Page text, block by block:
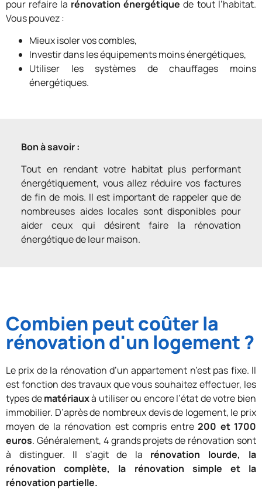
pour refaire la rénovation énergétique de tout l’habitat.
Vous pouvez :
Mieux isoler vos combles,
Investir dans les équipements moins énergétiques,
Utiliser les systèmes de chauffages moins
énergétiques.
Bon à savoir :
Tout en rendant votre habitat plus performant
énergétiquement, vous allez réduire vos factures
de fin de mois. Il est important de rappeler que de
nombreuses aides locales sont disponibles pour
aider ceux qui désirent faire la rénovation
énergétique de leur maison.
Combien peut coûter la
rénovation d'un logement ?
Le prix de la rénovation d’un appartement n’est pas fixe. Il
est fonction des travaux que vous souhaitez effectuer, les
types dematériauxà utiliser ou encore l’état de votre bien
immobilier. D’après de nombreux devis de logement, le prix
moyen de la rénovation est compris entre 200 et 1700
euros. Généralement, 4 grands projets de rénovation sont
à distinguer. Il s’agit de la rénovation lourde, la
rénovation complète, la rénovation simple et la
rénovation partielle.